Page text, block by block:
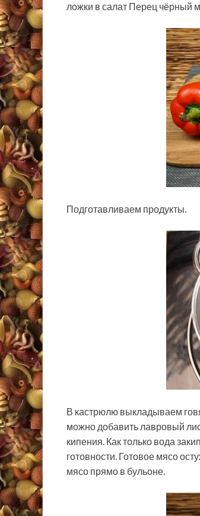
ложки в салат Перец чёрный
Подготавливаем продукты.
В кастрюлю выкладываем
можно добавить лавровый
кипения. Как только вода
готовности. Готовое мясо
мясо прямо в бульоне.